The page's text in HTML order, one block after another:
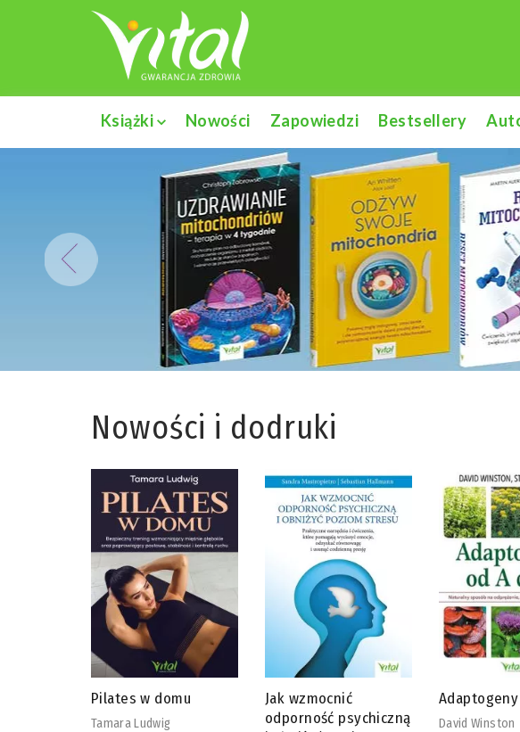
Książki Nowości Zapowiedzi Bestsellery
Nowości i dodruki
Jak wzmocnić
odporność psychiczną
Adaptogeny od A do Z
David Winston
Joga nerwu
Ellen Fischer